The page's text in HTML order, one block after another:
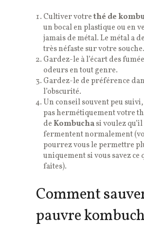
Cultiver votrethé de
un bocal en plastique ou en
jamais de métal. Le métal a
très néfaste sur votre souche.
Gardez-le à l’écart des
odeurs en tout genre.
Gardez-le de préférence
l’obscurité.
Un conseil souvent peu
pas hermétiquement votre
de Kombuchasi voulez qu’il
fermentent normalement
pourrez vous le permettre
uniquement si vous savez ce
faites).
Comment
pauvre